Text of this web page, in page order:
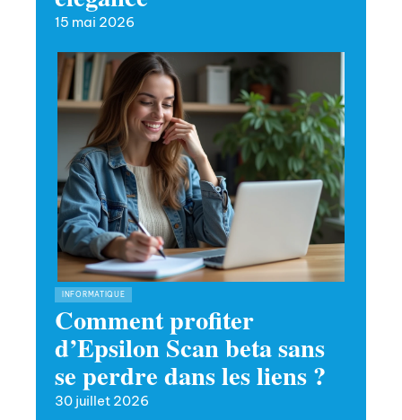
15 mai 2026
INFORMATIQUE
Comment profiter
d’Epsilon Scan beta sans
se perdre dans les liens ?
30 juillet 2026